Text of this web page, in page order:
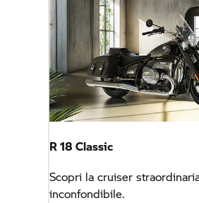
R 18 Classic
Scopri la cruiser
inconfondibile.